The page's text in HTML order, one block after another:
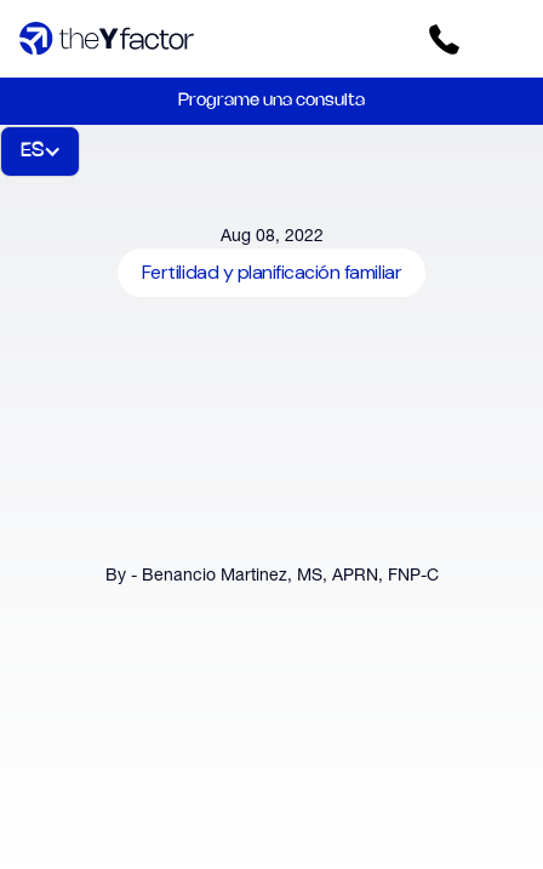
Programe una consulta
ES
Aug 08, 2022
Fertilidad y planificación familiar
By - Benancio Martinez, MS, APRN, FNP-C